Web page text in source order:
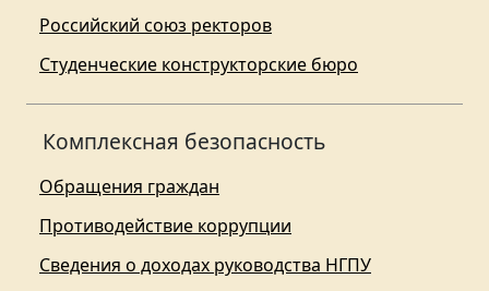
Российский союз ректоров
Студенческие конструкторские бюро
Комплексная безопасность
Обращения граждан
Противодействие коррупции
Сведения о доходах руководства НГПУ